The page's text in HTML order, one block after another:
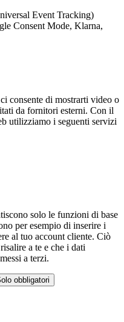
Event Tracking)
Consent Mode, Klarna,
consente di mostrarti video o
da fornitori esterni. Con il
utilizziamo i seguenti servizi
solo le funzioni di base
per esempio di inserire i
al tuo account cliente. Ciò
a te e che i dati
a terzi.
obbligatori